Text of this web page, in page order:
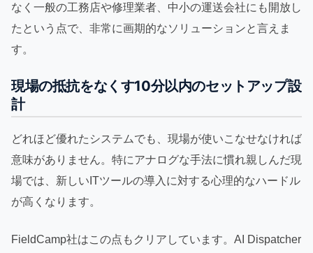
なく一般の工務店や修理業者、中小の運送会社にも開放し
たという点で、非常に画期的なソリューションと言えま
す。
現場の抵抗をなくす10分以内のセットアップ設
計
どれほど優れたシステムでも、現場が使いこなせなければ
意味がありません。特にアナログな手法に慣れ親しんだ現
場では、新しいITツールの導入に対する心理的なハードル
が高くなります。
FieldCamp社はこの点もクリアしています。AI Dispatcher